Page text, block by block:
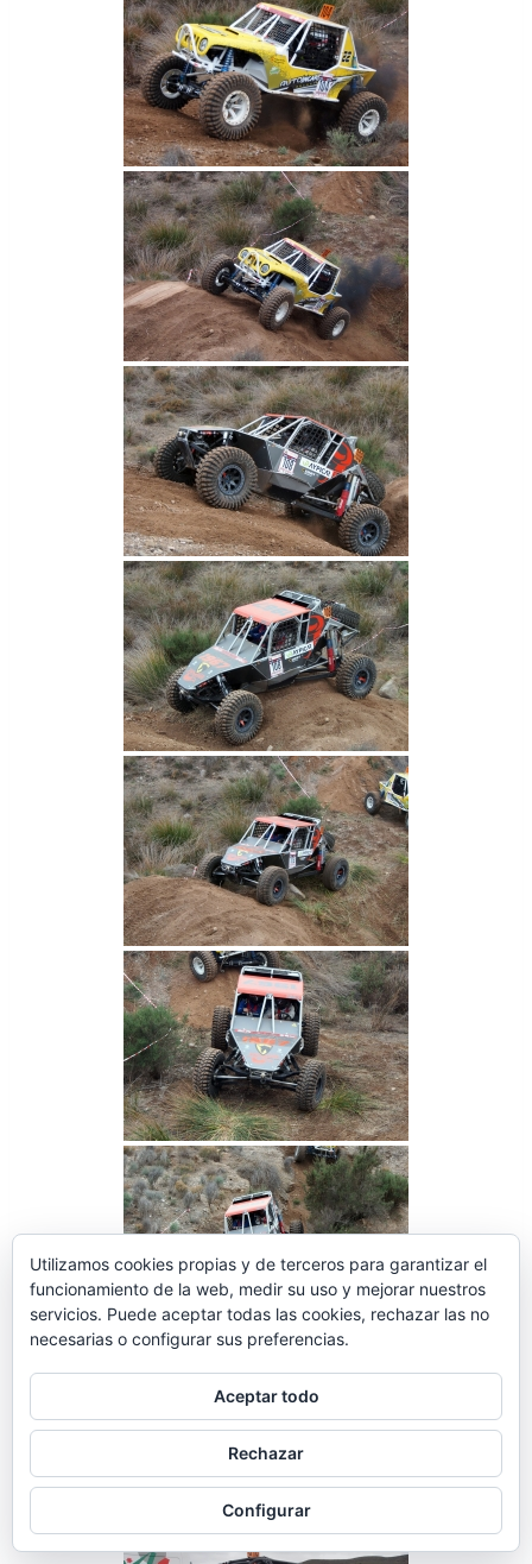
Utilizamos cookies propias y de terceros para garantizar el
funcionamiento de la web, medir su uso y mejorar nuestros
servicios. Puede aceptar todas las cookies, rechazar las no
necesarias o configurar sus preferencias.
Aceptar todo
Rechazar
Configurar